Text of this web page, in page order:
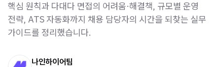
핵심 원칙과 다대다 면접의 어려움·해결책, 규모별 운영
전략, ATS 자동화까지 채용 담당자의 시간을 되찾는 실무
가이드를 정리했습니다.
나인하이어팀